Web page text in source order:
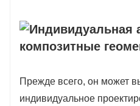
Прежде всего, он может
индивидуальное